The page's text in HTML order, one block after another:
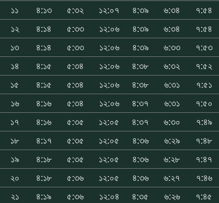
১১
৪:১৩ ৫:৩২ ১২:০৭ ৪:৩৯ ৬:৩৪
৭:৫৪
১২
৪:১৪ ৫:৩৩ ১২:০৬ ৪:৩৯ ৬:৩৪
৭:৫৪
১৩
৪:১৪ ৫:৩৩ ১২:০৬ ৪:৩৯ ৬:৩৩
৭:৫৩
১৪
৪:১৫ ৫:৩৪ ১২:০৬ ৪:৩৮ ৬:৩২
৭:৫২
১৫
৪:১৫ ৫:৩৪ ১২:০৬ ৪:৩৮ ৬:৩১
৭:৫১
১৬
৪:১৬ ৫:৩৪ ১২:০৬ ৪:৩৭ ৬:৩১
৭:৫০
১৭
৪:১৬ ৫:৩৫ ১২:০৫ ৪:৩৭ ৬:৩০
৭:৪৯
১৮
৪:১৭ ৫:৩৫ ১২:০৫ ৪:৩৬ ৬:২৯
৭:৪৮
১৯
৪:১৮ ৫:৩৫ ১২:০৫ ৪:৩৬ ৬:২৮
৭:৪৭
২০
৪:১৮ ৫:৩৬ ১২:০৫ ৪:৩৬ ৬:২৭
৭:৪৬
২১
৪:১৯ ৫:৩৬ ১২:০৪ ৪:৩৫ ৬:২৬
৭:৪৫